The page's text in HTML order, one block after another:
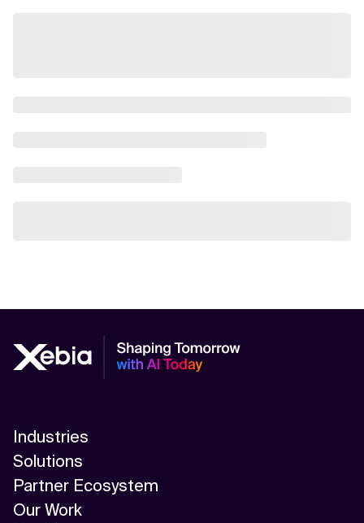
Industries
Solutions
Partner Ecosystem
Our Work